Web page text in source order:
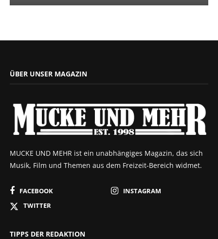
ÜBER UNSER MAGAZIN
MUCKE UND MEHR ist ein unabhängiges Magazin, das sich
Musik, Film und Themen aus dem Freizeit-Bereich widmet.
FACEBOOK
INSTAGRAM
TWITTER
TIPPS DER REDAKTION